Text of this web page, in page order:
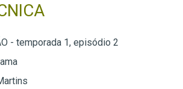
- temporada 1, episódio 2